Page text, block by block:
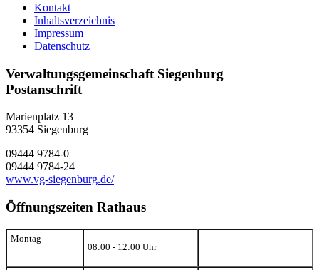
Kontakt
Inhaltsverzeichnis
Impressum
Datenschutz
Verwaltungsgemeinschaft Siegenburg
Postanschrift
Marienplatz 13
93354 Siegenburg
09444 9784-0
09444 9784-24
www.vg-siegenburg.de/
Öffnungszeiten Rathaus
Montag
08:00 - 12:00 Uhr